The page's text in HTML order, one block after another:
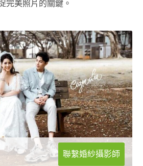
完美照片的關鍵。
聯繫婚紗攝影師